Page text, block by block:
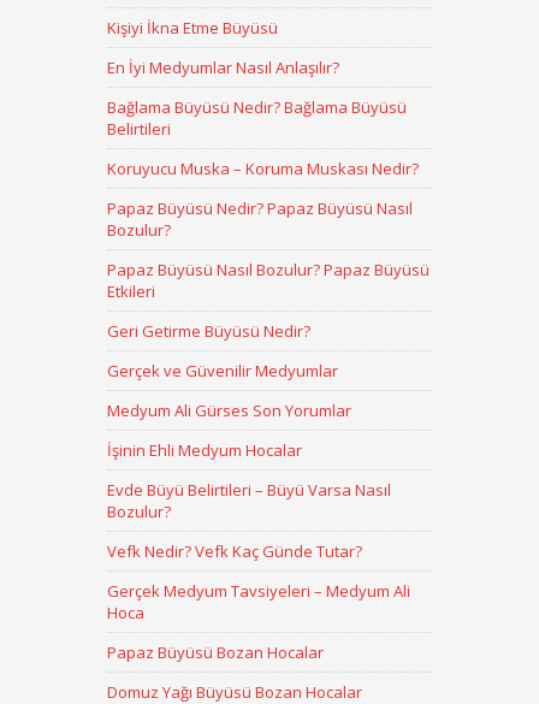
Kişiyi İkna Etme Büyüsü
En İyi Medyumlar Nasıl Anlaşılır?
Bağlama Büyüsü Nedir? Bağlama Büyüsü
Belirtileri
Koruyucu Muska – Koruma Muskası Nedir?
Papaz Büyüsü Nedir? Papaz Büyüsü Nasıl
Bozulur?
Papaz Büyüsü Nasıl Bozulur? Papaz Büyüsü
Etkileri
Geri Getirme Büyüsü Nedir?
Gerçek ve Güvenilir Medyumlar
Medyum Ali Gürses Son Yorumlar
İşinin Ehli Medyum Hocalar
Evde Büyü Belirtileri – Büyü Varsa Nasıl
Bozulur?
Vefk Nedir? Vefk Kaç Günde Tutar?
Gerçek Medyum Tavsiyeleri – Medyum Ali
Hoca
Papaz Büyüsü Bozan Hocalar
Domuz Yağı Büyüsü Bozan Hocalar